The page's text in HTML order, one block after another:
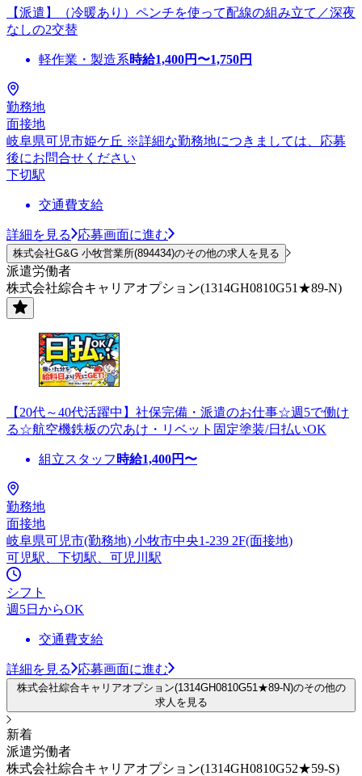
【派遣】（冷暖あり）ペンチを使って配線の組み立て／深夜
なしの2交替
軽作業・製造系時給1,400円〜1,750円
勤務地
面接地
岐阜県可児市姫ケ丘 ※詳細な勤務地につきましては、応募
後にお問合せください
下切駅
交通費支給
詳細を見る 応募画面に進む
株式会社G&G 小牧営業所(894434)のその他の求人を見る
派遣労働者
株式会社綜合キャリアオプション(1314GH0810G51★89-N)
【20代～40代活躍中】社保完備・派遣のお仕事☆週5で働け
る☆航空機鉄板の穴あけ・リベット固定塗装/日払いOK
組立スタッフ 時給1,400円〜
勤務地
面接地
岐阜県可児市(勤務地) 小牧市中央1-239 2F(面接地)
可児駅、下切駅、可児川駅
シフト
週5日からOK
交通費支給
詳細を見る 応募画面に進む
株式会社綜合キャリアオプション(1314GH0810G51★89-N)のその他の
求人を見る
新着
派遣労働者
株式会社綜合キャリアオプション(1314GH0810G52★59-S)